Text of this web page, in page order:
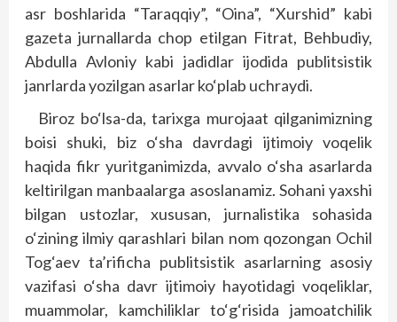
asr boshlarida “Taraqqiy”, “Oina”, “Xurshid” kabi
gazeta jurnallarda chop etilgan Fitrat, Behbudiy,
Abdulla Avloniy kabi jadidlar ijodida publitsistik
janrlarda yozilgan asarlar ko‘plab uchraydi.
Biroz bo‘lsa-da, tarixga murojaat qilganimizning
boisi shuki, biz o‘sha davrdagi ijtimoiy voqelik
haqida fikr yuritganimizda, avvalo o‘sha asarlarda
keltirilgan manbaalarga asoslanamiz. Sohani yaxshi
bilgan ustozlar, xususan, jurnalistika sohasida
o‘zining ilmiy qarashlari bilan nom qozongan Ochil
Tog‘aev ta’rificha publitsistik asarlarning asosiy
vazifasi o‘sha davr ijtimoiy hayotidagi voqeliklar,
muammolar, kamchiliklar to‘g‘risida jamoatchilik